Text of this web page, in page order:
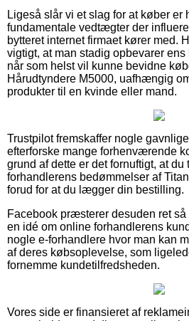
Ligeså slår vi et slag for at køber er
fundamentale vedtægter der
bytteret internet firmaet kører med.
vigtigt, at man stadig opbevarer
når som helst vil kunne bevidne
Hårudtyndere M5000, uafhængig
produkter til en kvinde eller mand.
Trustpilot fremskaffer nogle
efterforske mange forhenværende
grund af dette er det fornuftigt, at du
forhandlerens bedømmelser af
forud for at du lægger din bestilling.
Facebook præsterer desuden ret
en idé om online forhandlerens
nogle e-forhandlere hvor man kan
af deres købsoplevelse, som
fornemme kundetilfredsheden.
Vores side er finansieret af